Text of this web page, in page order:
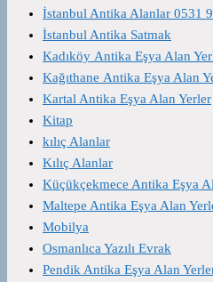
İstanbul Antika Alanlar 0531
İstanbul Antika Satmak
Kadıköy Antika Eşya Alan
Kağıthane Antika Eşya Alan
Kartal Antika Eşya Alan Yerler
Kitap
kılıç Alanlar
Kılıç Alanlar
Küçükçekmece Antika Eşya
Maltepe Antika Eşya Alan
Mobilya
Osmanlıca Yazılı Evrak
Pendik Antika Eşya Alan